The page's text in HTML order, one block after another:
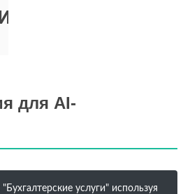
для AI-
услуги" используя